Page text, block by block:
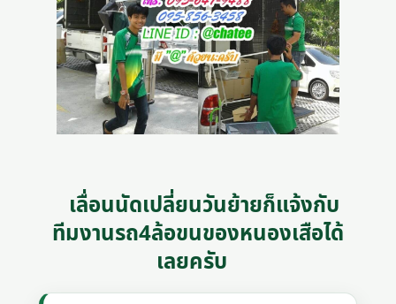
เลื่อนนัดเปลี่ยนวันย้ายก็แจ้งกับ
ทีมงานรถ4ล้อขนของหนองเสือได้
เลยครับ